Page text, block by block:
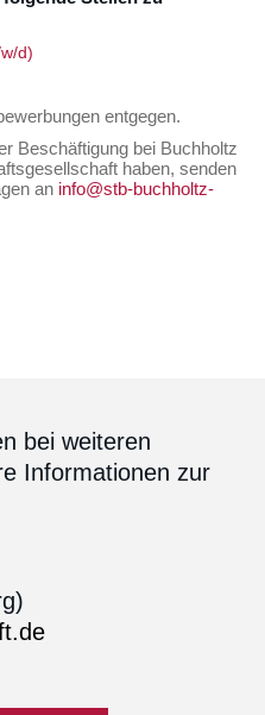
d)
entgegen.
Beschäftigung bei Buchholtz
haben, senden
an info@stb-buchholtz-
bei weiteren
Informationen zur